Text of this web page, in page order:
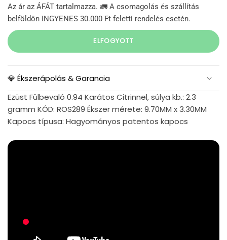
Az ár az ÁFÁT tartalmazza. 🚛 A csomagolás és szállítás
belföldön INGYENES 30.000 Ft feletti rendelés esetén.
ELFOGYOTT
💎 Ékszerápolás & Garancia
Ezüst Fülbevaló 0.94 Karátos Citrinnel, súlya kb.: 2.3
gramm KÓD: ROS289 Ékszer mérete: 9.70MM x 3.30MM
Kapocs típusa: Hagyományos patentos kapocs